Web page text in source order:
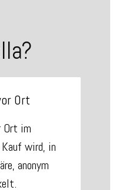
Ort
Ort im
wird, in
anonym